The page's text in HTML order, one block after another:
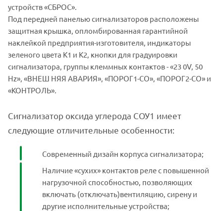
устройств «СБРОС».
Под передней панелью сигнализаторов расположены
защитная крышка, опломбированная гарантийной
наклейкой предприятия-изготовителя, индикаторы
зеленого цвета К1 и К2, кнопки для градуировки
сигнализатора, группы клеммных контактов - «23 0V, 50
Hz», «ВНЕШ НЯЯ АВАРИЯ», «ПОРОГ1-СО», «ПОРОГ2-СО» и
«КОНТРОЛЬ».
Сигнализатор оксида углерода СОУ1 имеет
следующие отличительные особенности:
Современный дизайн корпуса сигнализатора;
Наличие «сухих» контактов реле с повышенной
нагрузочной способностью, позволяющих
включать (отключать)вентиляцию, сирену и
другие исполнительные устройства;